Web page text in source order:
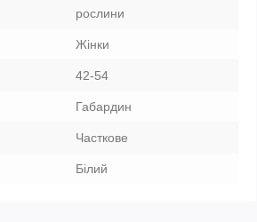
рослини
Жінки
42-54
Габардин
Часткове
Білий